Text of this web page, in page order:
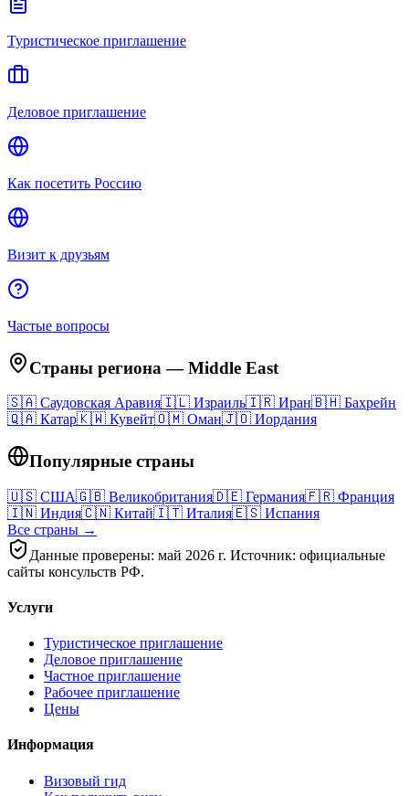
Туристическое приглашение
Деловое приглашение
Как посетить Россию
Визит к друзьям
Частые вопросы
Страны региона —Middle East
🇸🇦 Саудовская Аравия🇮🇱 Израиль🇮🇷 Иран🇧🇭 Бахрейн
🇶🇦 Катар🇰🇼 Кувейт🇴🇲 Оман🇯🇴 Иордания
Популярные страны
🇺🇸 США🇬🇧 Великобритания🇩🇪 Германия🇫🇷 Франция
🇮🇳 Индия🇨🇳 Китай🇮🇹 Италия🇪🇸 Испания
Все страны →
Данные проверены: май 2026 г. Источник: официальные
сайты консульств РФ.
Услуги
Туристическое приглашение
Деловое приглашение
Частное приглашение
Рабочее приглашение
Цены
Информация
Визовый гид